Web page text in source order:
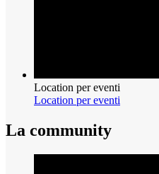
Location per eventi
Location per eventi
La community